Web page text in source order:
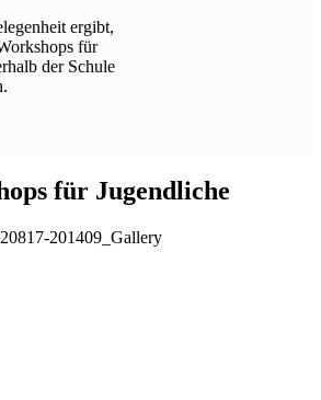
ergibt,
für
der Schule
für Jugendliche